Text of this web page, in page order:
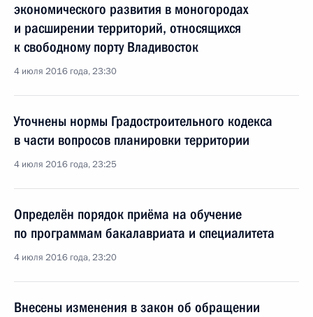
экономического развития в моногородах
и расширении территорий, относящихся
к свободному порту Владивосток
4 июля 2016 года, 23:30
Уточнены нормы Градостроительного кодекса
в части вопросов планировки территории
4 июля 2016 года, 23:25
Определён порядок приёма на обучение
по программам бакалавриата и специалитета
4 июля 2016 года, 23:20
Внесены изменения в закон об обращении